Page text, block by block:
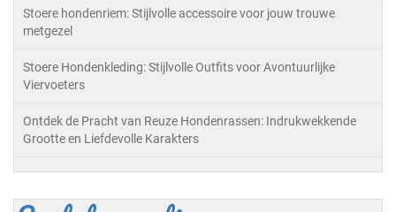
Stoere hondenriem: Stijlvolle accessoire voor jouw trouwe
metgezel
Stoere Hondenkleding: Stijlvolle Outfits voor Avontuurlijke
Viervoeters
Ontdek de Pracht van Reuze Hondenrassen: Indrukwekkende
Grootte en Liefdevolle Karakters